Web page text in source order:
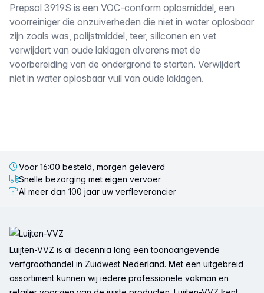
Omschrijving
Prepsol 3919S is een VOC-conform oplosmiddel, een
voorreiniger die onzuiverheden die niet in water oplosbaar
zijn zoals was, polijstmiddel, teer, siliconen en vet
verwijdert van oude laklagen alvorens met de
voorbereiding van de ondergrond te starten. Verwijdert
niet in water oplosbaar vuil van oude laklagen.
Voor 16:00 besteld, morgen geleverd
Snelle bezorging met eigen vervoer
Al meer dan 100 jaar uw verfleverancier
Luijten-VVZ is al decennia lang een toonaangevende
verfgroothandel in Zuidwest Nederland. Met een uitgebreid
assortiment kunnen wij iedere professionele vakman en